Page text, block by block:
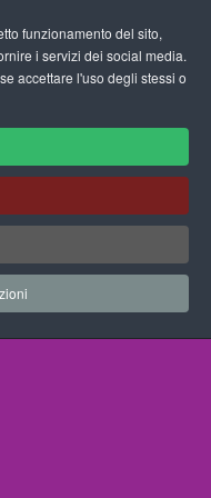
funzionamento del sito,
i servizi dei social media.
accettare l'uso degli stessi ofas
la Scuola
Schede
ancora.